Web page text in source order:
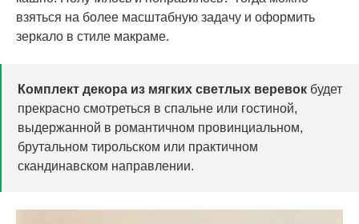
взяться на более масштабную задачу и оформить
зеркало в стиле макраме.
Комплект декора из мягких светлых веревок будет
прекрасно смотреться в спальне или гостиной,
выдержанной в романтичном провинциальном,
брутальном тирольском или практичном
скандинавском направлении.